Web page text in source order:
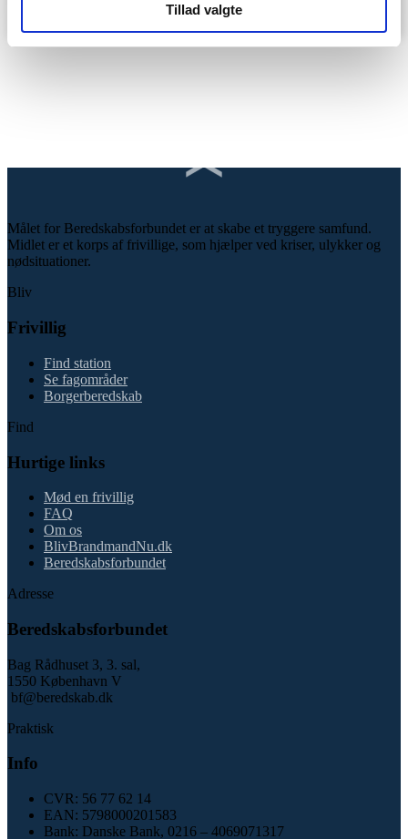
Tillad valgte
Målet for Beredskabsforbundet er at skabe et tryggere samfund.
Midlet er et korps af frivillige, som hjælper ved kriser, ulykker og
nødsituationer.
Bliv
Frivillig
Find station
Se fagområder
Borgerberedskab
Find
Hurtige links
Mød en frivillig
FAQ
Om os
BlivBrandmandNu.dk
Beredskabsforbundet
Adresse
Beredskabsforbundet
Bag Rådhuset 3, 3. sal,
1550 København V
bf@beredskab.dk
Praktisk
Info
CVR: 56 77 62 14
EAN: 5798000201583
Bank: Danske Bank, 0216 – 4069071317